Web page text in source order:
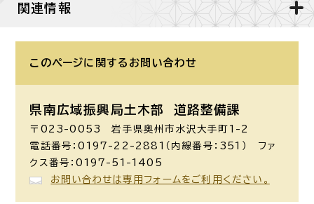
関連情報
このページに関する お問い合わせ
県南広域振興局土木部 道路整備課
〒023-0053 岩手県奥州市水沢大手町1-2
電話番号：0197-22-2881（内線番号：351） ファ
クス番号：0197-51-1405
お問い合わせは専用フォームをご利用ください。